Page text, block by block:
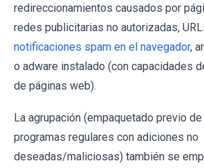
redireccionamientos causados ​​por
redes publicitarias no autorizadas,
notificaciones spam en el navegador,
o adware instalado (con capacidades
de páginas web).
La agrupación (empaquetado previo
programas regulares con adiciones no
deseadas/maliciosas) también se